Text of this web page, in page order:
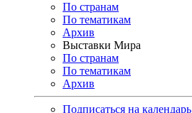
По странам
По тематикам
Архив
Выставки Мира
По странам
По тематикам
Архив
Подписаться на календарь